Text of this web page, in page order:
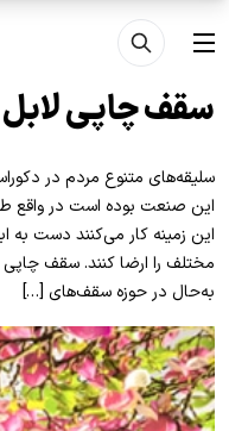
رفتن به محتوای اصلی
منو
سقف چاپی لابل
سلیقه‌های متنوع مردم در
این صنعت بوده است در واقع
این زمینه کار می‌کنند دست به
مختلف را ارضا کنند. سقف چاپی
به‌حال در حوزه سقف‌های […]